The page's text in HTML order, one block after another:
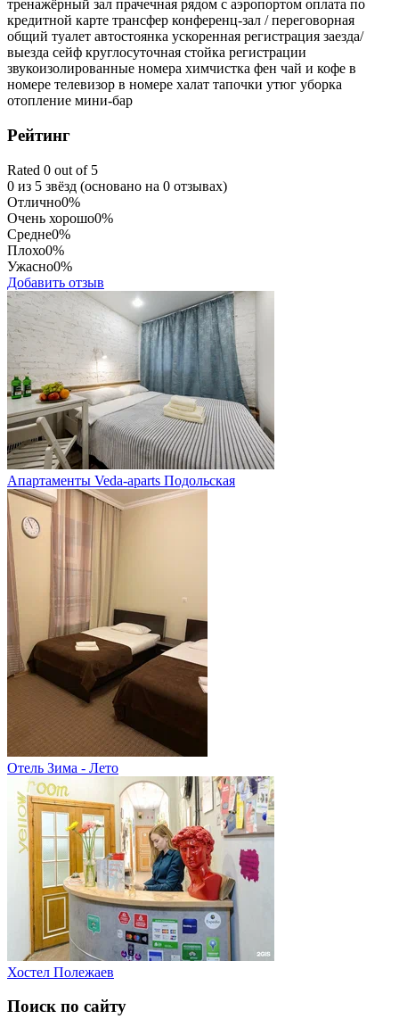
тренажёрный зал прачечная рядом с аэропортом оплата по
кредитной карте трансфер конференц-зал / переговорная
общий туалет автостоянка ускоренная регистрация заезда/
выезда сейф круглосуточная стойка регистрации
звукоизолированные номера химчистка фен чай и кофе в
номере телевизор в номере халат тапочки утюг уборка
отопление мини-бар
Рейтинг
Rated 0 out of 5
0 из 5 звёзд (основано на 0 отзывах)
Отлично0%
Очень хорошо0%
Средне0%
Плохо0%
Ужасно0%
Добавить отзыв
Апартаменты Veda-aparts Подольская
Отель Зима - Лето
Хостел Полежаев
Поиск по сайту